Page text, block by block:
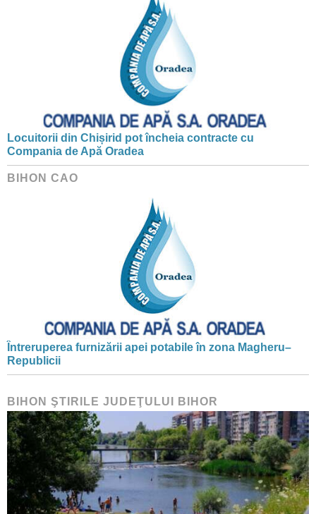
Locuitorii din Chișirid pot încheia contracte cu
Compania de Apă Oradea
BIHON CAO
Întreruperea furnizării apei potabile în zona Magheru–
Republicii
BIHON ŞTIRILE JUDEŢULUI BIHOR